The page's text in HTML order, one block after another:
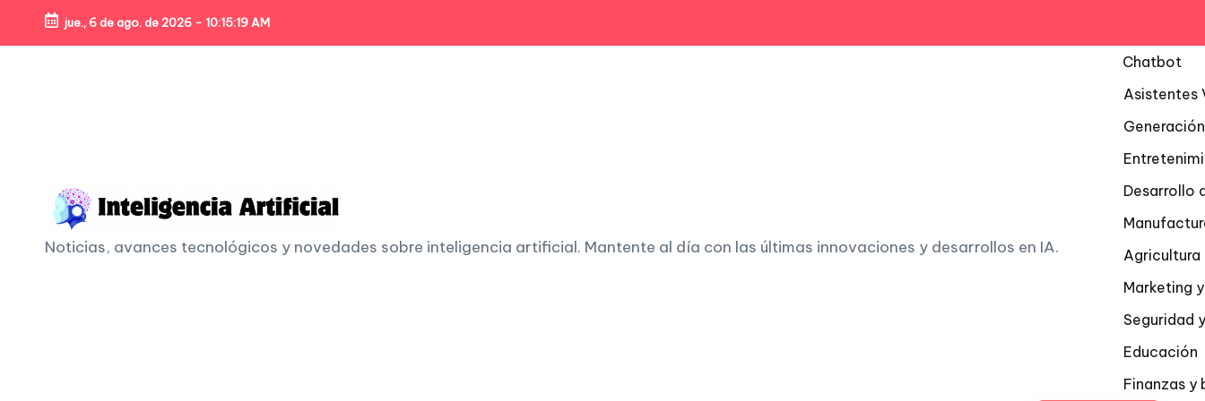
Skip
jue., 6 de ago. de 2026 - 10:15:21 AM
I
Noticias, avances tecnológicos y novedades sobre inteligencia artificial. Mantente al día con las últimas innovaciones y desarrollos en IA.
Chatbot
Asistentes
Desarrollo
Agricultura
Marketing
Seguridad
Educación
Finanzas y